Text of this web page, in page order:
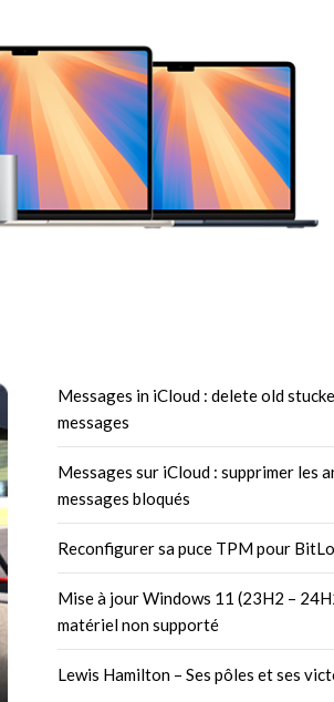
Messages in iCloud : delete old
messages
Messages sur iCloud : supprimer les
messages bloqués
Reconfigurer sa puce TPM pour
Mise à jour Windows 11 (23H2 –
matériel non supporté
Lewis Hamilton – Ses pôles et ses